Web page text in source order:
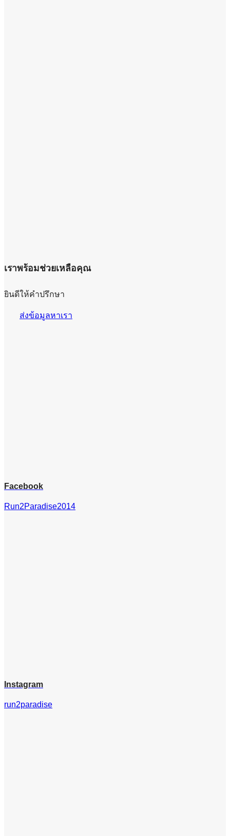
เราพร้อมช่วยเหลือคุณ
ยินดีให้คำปรึกษา
ส่งข้อมูลหาเรา
Facebook
Run2Paradise2014
Instagram
run2paradise